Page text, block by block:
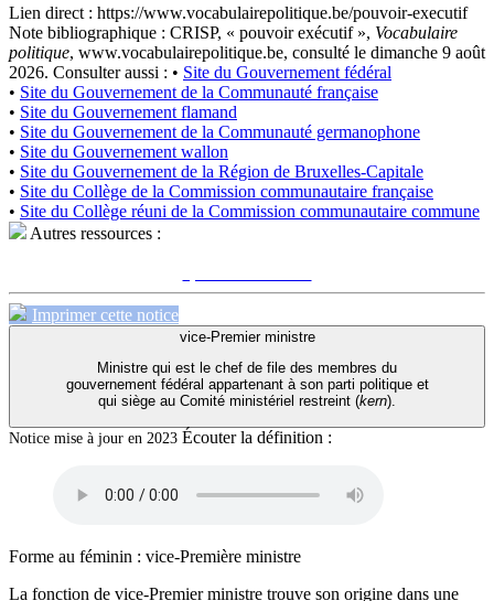
Lien direct : https://www.vocabulairepolitique.be/pouvoir-executif
Note bibliographique : CRISP, « pouvoir exécutif », Vocabulaire
politique, www.vocabulairepolitique.be, consulté le dimanche 9 août
2026. Consulter aussi : • Site du Gouvernement fédéral
• Site du Gouvernement de la Communauté française
• Site du Gouvernement flamand
• Site du Gouvernement de la Communauté germanophone
• Site du Gouvernement wallon
• Site du Gouvernement de la Région de Bruxelles-Capitale
• Site du Collège de la Commission communautaire française
• Site du Collège réuni de la Commission communautaire commune
Autres ressources :
Imprimer cette notice
vice-Premier ministre
Ministre qui est le chef de file des membres du
gouvernement fédéral appartenant à son parti politique et
qui siège au Comité ministériel restreint (kern).
Notice mise à jour en 2023 Écouter la définition :
Forme au féminin : vice-Première ministre
La fonction de vice-Premier ministre trouve son origine dans une